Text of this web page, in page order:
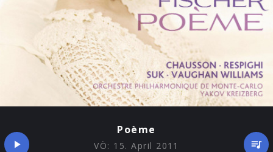
Poème
VÖ: 15. April 2011